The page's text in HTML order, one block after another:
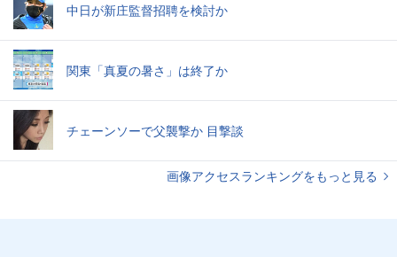
中日が新庄監督招聘を検討か
関東「真夏の暑さ」は終了か
チェーンソーで父襲撃か 目撃談
画像アクセスランキングをもっと見る